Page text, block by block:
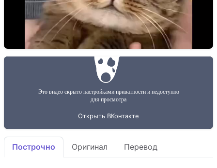
Построчно Оригинал Перевод